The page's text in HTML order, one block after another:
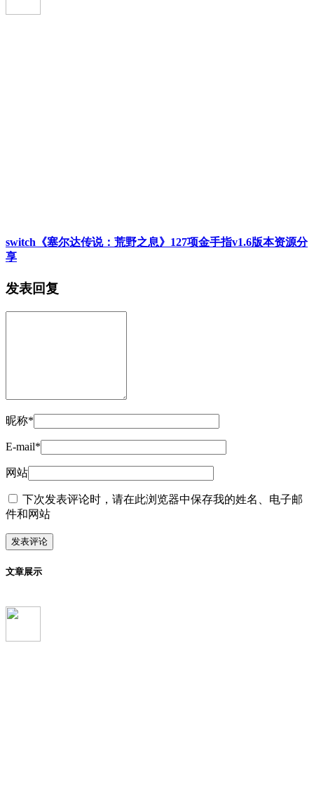
switch《塞尔达传说：荒野之息》127项金手指v1.6版本资源分
享
发表回复
昵称*
E-mail*
网站
下次发表评论时，请在此浏览器中保存我的姓名、电子邮
件和网站
文章展示